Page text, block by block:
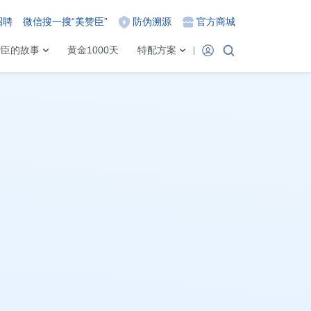
的故事 黄金1000天 特配方案
聘 微信搜一搜“美赞臣” 防伪溯源 官方商城